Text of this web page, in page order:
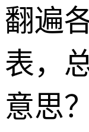
翻遍
表，
意思